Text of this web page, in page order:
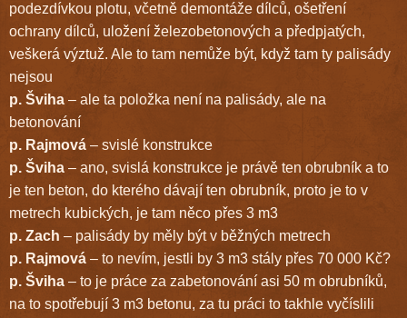
podezdívkou plotu, včetně demontáže dílců, ošetření
ochrany dílců, uložení železobetonových a předpjatých,
veškerá výztuž. Ale to tam nemůže být, když tam ty palisády
nejsou
p. Šviha – ale ta položka není na palisády, ale na
betonování
p. Rajmová – svislé konstrukce
p. Šviha – ano, svislá konstrukce je právě ten obrubník a to
je ten beton, do kterého dávají ten obrubník, proto je to v
metrech kubických, je tam něco přes 3 m3
p. Zach – palisády by měly být v běžných metrech
p. Rajmová – to nevím, jestli by 3 m3 stály přes 70 000 Kč?
p. Šviha – to je práce za zabetonování asi 50 m obrubníků,
na to spotřebují 3 m3 betonu, za tu práci to takhle vyčíslili